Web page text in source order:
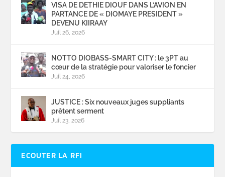
VISA DE DETHIE DIOUF DANS L’AVION EN
PARTANCE DE « DIOMAYE PRESIDENT »
DEVENU KIIRAAY
Juil 26, 2026
NOTTO DIOBASS-SMART CITY : le 3PT au
cœur de la stratégie pour valoriser le foncier
Juil 24, 2026
JUSTICE : Six nouveaux juges suppliants
prêtent serment
Juil 23, 2026
ECOUTER LA RFI